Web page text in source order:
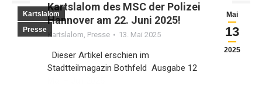
Mai
13
2025
Kartslalom
Presse
Kartslalom des MSC der Polizei
Hannover am 22. Juni 2025!
Kartslalom, Presse 13. Mai 2025
Dieser Artikel erschien im
Stadtteilmagazin Bothfeld Ausgabe 12